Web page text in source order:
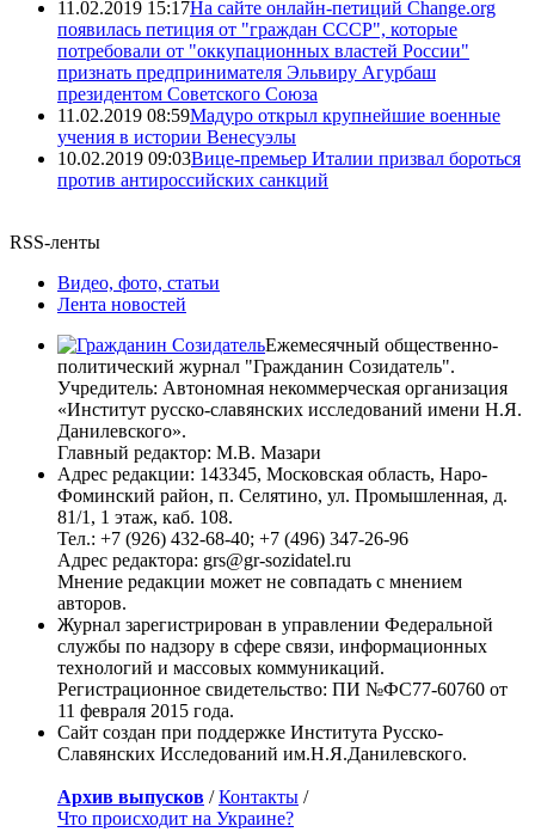
11.02.2019 15:17На сайте онлайн-петиций Change.org
появилась петиция от "граждан СССР", которые
потребовали от "оккупационных властей России"
признать предпринимателя Эльвиру Агурбаш
президентом Советского Союза
11.02.2019 08:59Мадуро открыл крупнейшие военные
учения в истории Венесуэлы
10.02.2019 09:03Вице-премьер Италии призвал бороться
против антироссийских санкций
RSS-ленты
Видео, фото, статьи
Лента новостей
Ежемесячный общественно-
политический журнал "Гражданин Созидатель".
Учредитель: Автономная некоммерческая организация
«Институт русско-славянских исследований имени Н.Я.
Данилевского».
Главный редактор: М.В. Мазари
Адрес редакции: 143345, Московская область, Наро-
Фоминский район, п. Селятино, ул. Промышленная, д.
81/1, 1 этаж, каб. 108.
Тел.: +7 (926) 432-68-40; +7 (496) 347-26-96
Адрес редактора: grs@gr-sozidatel.ru
Мнение редакции может не совпадать с мнением
авторов.
Журнал зарегистрирован в управлении Федеральной
службы по надзору в сфере связи, информационных
технологий и массовых коммуникаций.
Регистрационное свидетельство: ПИ №ФС77-60760 от
11 февраля 2015 года.
Сайт создан при поддержке Института Русско-
Славянских Исследований им.Н.Я.Данилевского.
Архив выпусков /Контакты /
Что происходит на Украине?